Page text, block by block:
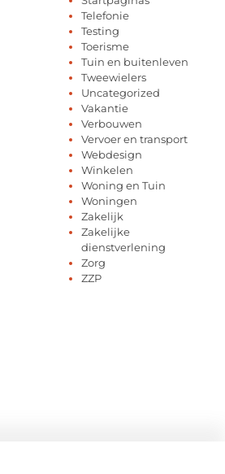
Telefonie
Testing
Toerisme
Tuin en buitenleven
Tweewielers
Uncategorized
Vakantie
Verbouwen
Vervoer en transport
Webdesign
Winkelen
Woning en Tuin
Woningen
Zakelijk
Zakelijke
dienstverlening
Zorg
ZZP